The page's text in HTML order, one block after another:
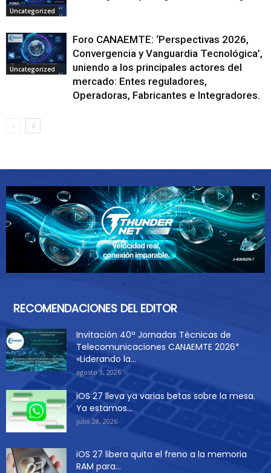
Uncategorized
Uncategorized
Foro CANAEMTE: ‘Perspectivas 2026,
Convergencia y Vanguardia Tecnológica’,
uniendo a los principales actores del
mercado: Entes reguladores,
Operadoras, Fabricantes e Integradores.
RECOMENDACIONES DEL EDITOR
Invitación 40ª Jornadas Técnicas de
Telecomunicaciones CANAEMTE 2026*
«Liderando la...
agosto 3, 2026
iOS 27 lleva ya varias betas sobre la mesa.
Ya estamos...
julio 28, 2026
iOS 27 libera quita el freno a la memoria
RAM para...